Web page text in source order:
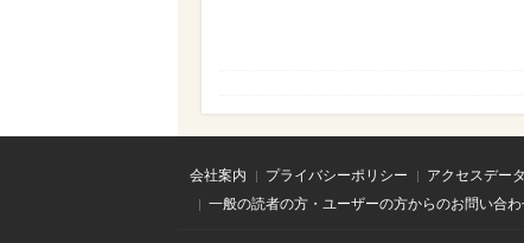
会社案内 プライバシーポリシー アクセスデー
一般の読者の方・ユーザーの方からのお問い合